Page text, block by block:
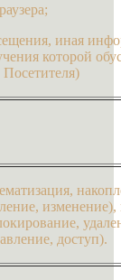
иная
которой
Посетителя)
изменение),
доступ).